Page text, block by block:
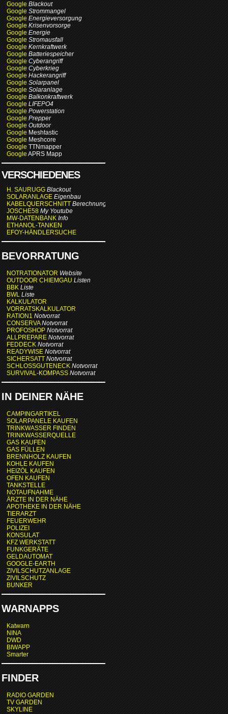
Google Blackout
Google Strommangel
Google Energieversorgung
Google Krisenvorsorge
Google Energie
Google Stromausfall
Google Kernkraftwerk
Google Batteriespeicher
Google Cyberangriff
Google Cyberkrieg
Google Hackerangriff
Google Solarpanel
Google Solaranlage
Google Balkonkraftwerk
Google LIFEPO4
Google Powerstation
Google Prepper
Google Outdoor
Google Meshtastic
Google Meshcore
Google TTNmapper
Google APRS Mapp
VERSCHIEDENES
H. SAURUGG Blackout
SOLARANLAGE Eigenbau
KABELQUERSCHNITT Berechnung
JOSCHE58 My Youtube
MW-DATENBANK Info
ETHANOL-TANKEN
EFOY-HÄNDLERSUCHE
BEVORRATUNG
NOTRATIONATOR Website
OUTDOOR CHIEMGAU Listen
BBK Liste
BWL Liste
KALKULATOR
VORRATSKALKULATOR
RATION1 Notvorrat
CONSERVA Notvorrat
PROFOSHOP Notvorrat
ALLPREPARE Notvorrat
FEDDECK Notvorrat
READYWISE Notvorrat
SICHERSATT Notvorrat
SCHLOSSGUTENECK Notvorrat
SURVIVAL-KOMPASS Notvorrat
IN DEINER NÄHE
CAMPINGARTIKEL
SOLARPANELE KAUFEN
TRINKWASSER FINDEN
TRINKWASSERQUELLE
GAS KAUFEN
GAS FÜLLEN
BRENNHOLZ KAUFEN
KOHLE KAUFEN
HEIZÖL KAUFEN
OFEN KAUFEN
TANKSTELLE
NOTAUFNAHME
ÄRZTE IN DER NÄHE
APOTHEKE IN DER NÄHE
TIERARZT
FEUERWEHR
POLIZEI
KONSULAT
KFZ WERKSTATT
FUNKGERÄTE
GELDAUTOMAT
GOOGLE-EARTH
ZIVILSCHUTZANLAGE
ZIVILSCHUTZ
BUNKER
WARNAPPS
Katwarn
NINA
DWD
BIWAPP
Smarter
FINDER
RADIO GARDEN
TV GARDEN
SKYLINE